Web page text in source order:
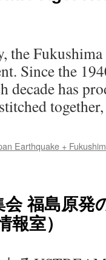
the
Since the
decade has
Earthquake +
福島原発
室）